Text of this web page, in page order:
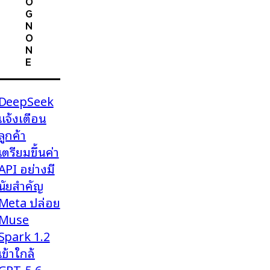
G
N
O
N
E
จ้งเตือน
กค้า
ตรียมขึ้นค่า
อย่างมี
ยสำคัญ
ปล่อย
1.2
ข้าใกล้